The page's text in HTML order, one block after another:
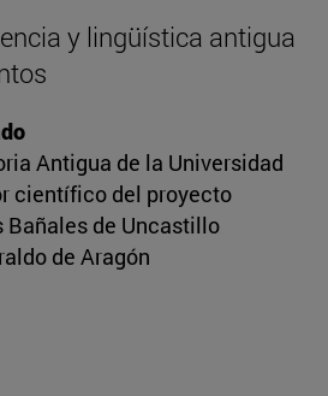
y lingüística antigua
Antigua de la Universidad
científico del proyecto
Bañales de Uncastillo
de Aragón